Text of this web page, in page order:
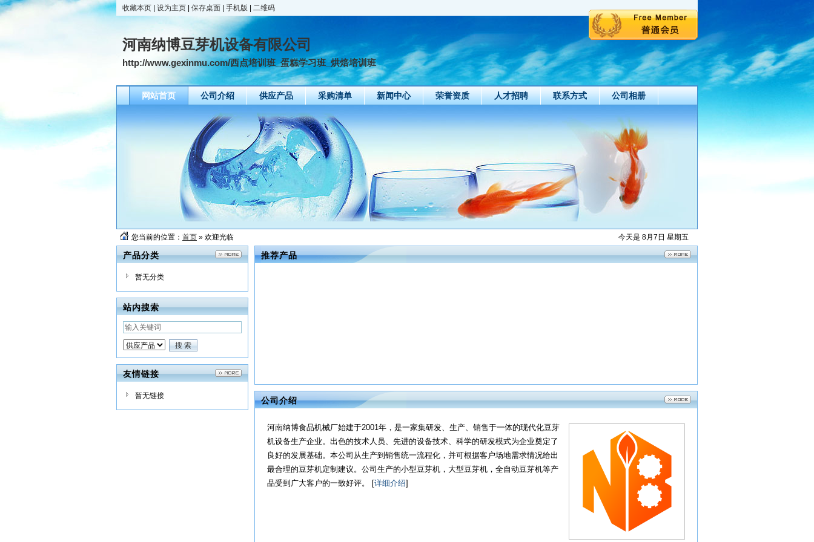
收藏本页 设为主页 保存桌面 手机版 二维码
河南纳博豆芽机设备有限公司
http://www.gexinmu.com/西点培训班_蛋糕学习班_烘焙培训班
网站首页 公司介绍 供应产品 采购清单 新闻中心 荣誉资质 人才招聘 联系方式 公司相册
今天是 8月7日 星期五
您当前的位置： 首页 » 欢迎光临
产品分类
暂无分类
站内搜索
友情链接
暂无链接
推荐产品
公司介绍
河南纳博食品机械厂始建于2001年，是一家集研发、生产、销售于一体的现代化豆芽
机设备生产企业。出色的技术人员、先进的设备技术、科学的研发模式为企业奠定了
良好的发展基础。本公司从生产到销售统一流程化，并可根据客户场地需求情况给出
最合理的豆芽机定制建议。公司生产的小型豆芽机，大型豆芽机，全自动豆芽机等产
品受到广大客户的一致好评。 [详细介绍]